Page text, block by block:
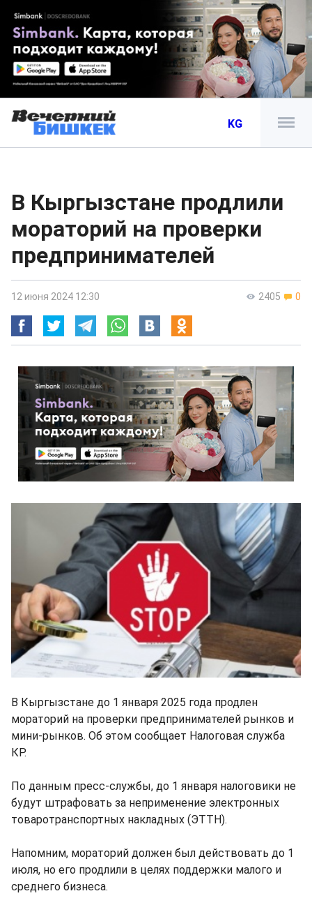
KG
В Кыргызстане продлили
мораторий на проверки
предпринимателей
2405 0
12 июня 2024 12:30
В Кыргызстане до 1 января 2025 года продлен
мораторий на проверки предпринимателей рынков и
мини-рынков. Об этом сообщает Налоговая служба
КР.
По данным пресс-службы, до 1 января налоговики не
будут штрафовать за неприменение электронных
товаротранспортных накладных (ЭТТН).
Напомним, мораторий должен был действовать до 1
июля, но его продлили в целях поддержки малого и
среднего бизнеса.